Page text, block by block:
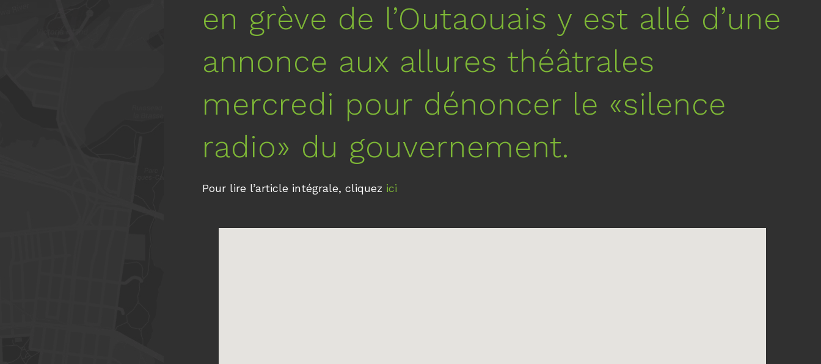
en grève de l’Outaouais y est allé d’une
annonce aux allures théâtrales
mercredi pour dénoncer le «silence
radio» du gouvernement.
Pour lire l’article intégrale, cliquez ici